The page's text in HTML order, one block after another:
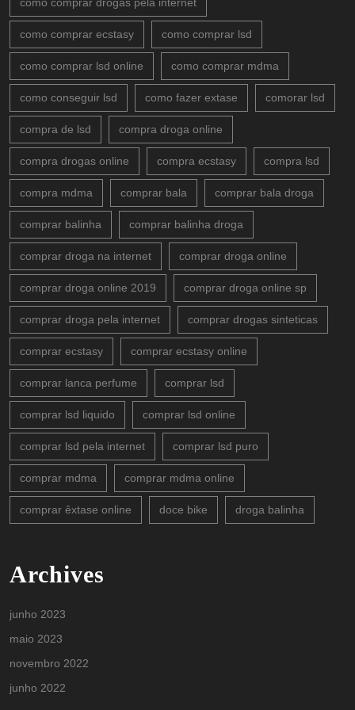
como comprar ecstasy como comprar lsd
como comprar lsd online como comprar mdma
como conseguir lsd como fazer extase comorar lsd
compra de lsd compra droga online
compra drogas online compra ecstasy compra lsd
compra mdma comprar bala comprar bala droga
comprar balinha comprar balinha droga
comprar droga na internet comprar droga online
comprar droga online 2019 comprar droga online sp
comprar droga pela internet comprar drogas sinteticas
comprar ecstasy comprar ecstasy online
comprar lanca perfume comprar lsd
comprar lsd liquido comprar lsd online
comprar lsd pela internet comprar lsd puro
comprar mdma comprar mdma online
comprar êxtase online doce bike droga balinha
Archives
junho 2023
maio 2023
novembro 2022
junho 2022